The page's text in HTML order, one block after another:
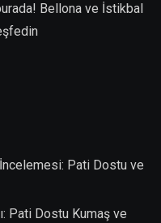
Bellona ve İstikbal
Pati Dostu ve
Pati Dostu Kumaş ve